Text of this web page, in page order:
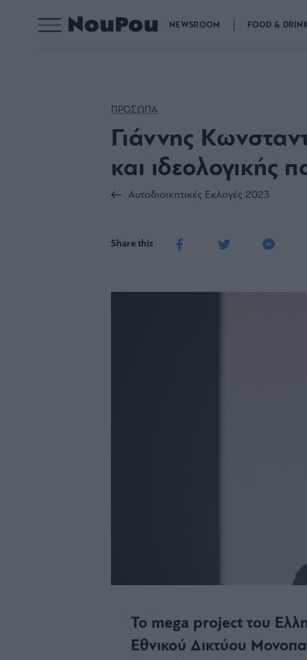
NEWSROOM FOOD &
ΠΡΟΣΩΠΑ
Γιάννης
και ιδεολογικής
Αυτοδιοικητικές Εκλογές 2023
Share this
Το mega project του
Εθνικού Δικτύου